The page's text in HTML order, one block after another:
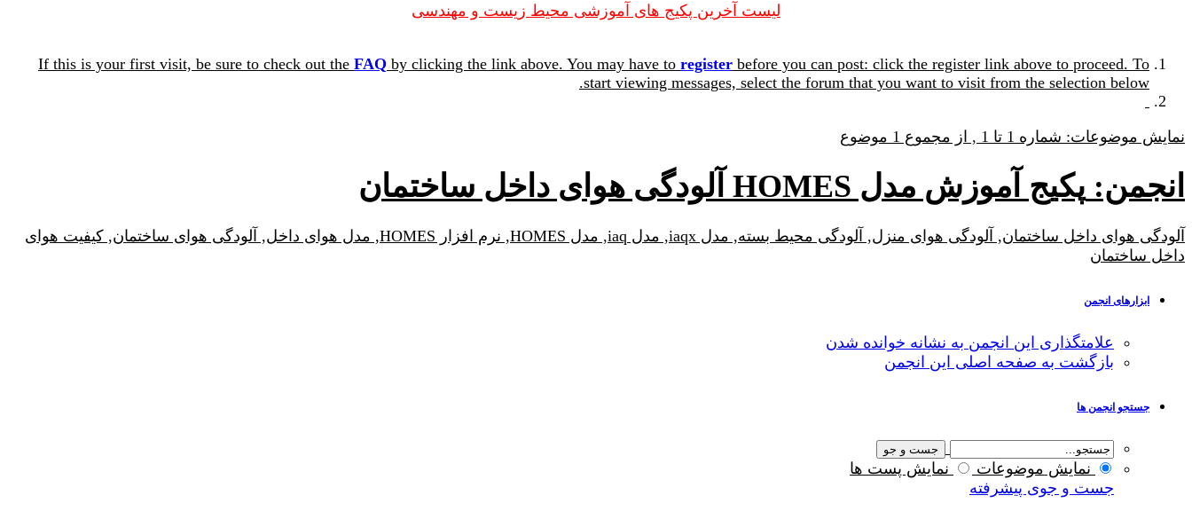
لیست آخرین پکیج های آموزشی محیط زیست و مهندسی
If this is your first visit, be sure to check out the FAQ by clicking the link above. You may have to register before you can post: click the register link above to proceed. To
start viewing messages, select the forum that you want to visit from the selection below.
نمایش موضوعات: شماره 1 تا 1 , از مجموع ‍1 موضوع
انجمن: پکیج آموزش مدل HOMES آلودگی هوای داخل ساختمان
آلودگی هوای داخل ساختمان, آلودگی هوای منزل, آلودگی محیط بسته, مدل iaqx, مدل iaq, مدل HOMES, نرم افزار HOMES, مدل هوای داخل, آلودگی هوای ساختمان, کیفیت هوای
داخل ساختمان
ابزارهای انجمن
علامتگذاری این انجمن به نشانه خوانده شدن
بازگشت به صفحه اصلی این انجمن
جستجو انجمن ها
نمایش موضوعات
نمایش پست ها
جست و جوی پیشرفته